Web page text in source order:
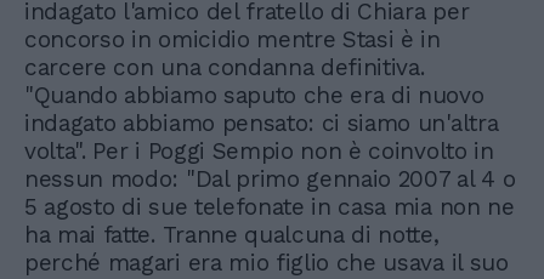
indagato l'amico del fratello di Chiara per
concorso in omicidio mentre Stasi è in
carcere con una condanna definitiva.
"Quando abbiamo saputo che era di nuovo
indagato abbiamo pensato: ci siamo un'altra
volta". Per i Poggi Sempio non è coinvolto in
nessun modo: "Dal primo gennaio 2007 al 4 o
5 agosto di sue telefonate in casa mia non ne
ha mai fatte. Tranne qualcuna di notte,
perché magari era mio figlio che usava il suo